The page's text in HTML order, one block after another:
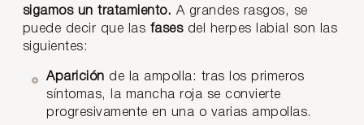
sigamos un tratamiento. A grandes rasgos, se
puede decir que las fases del herpes labial son las
siguientes:
Aparición de la ampolla: tras los primeros
síntomas, la mancha roja se convierte
progresivamente en una o varias ampollas.